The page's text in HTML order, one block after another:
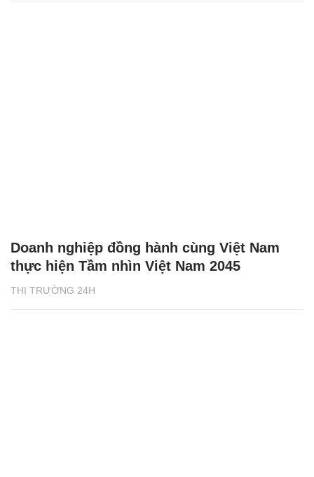
THỊ TRƯỜNG 24H
Doanh nghiệp đồng hành cùng Việt Nam
thực hiện Tầm nhìn Việt Nam 2045